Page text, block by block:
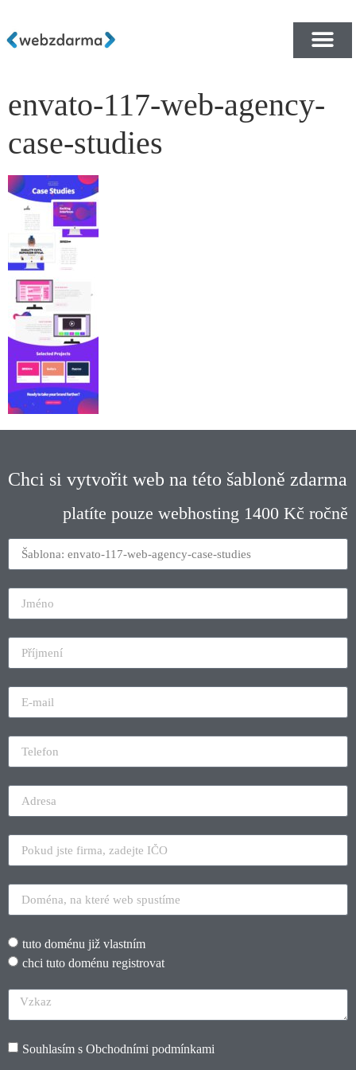
envato-117-web-agency-
case-studies
Chci si vytvořit web na této šabloně zdarma
platíte pouze webhosting 1400 Kč ročně
tuto doménu již vlastním
chci tuto doménu registrovat
Souhlasím s Obchodními podmínkami